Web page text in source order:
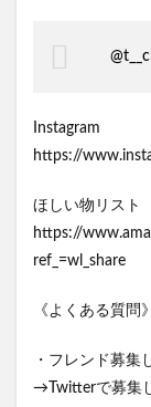
Instagram
https://
ほしい物リスト
https://
ref_=wl_share
《よくある質問》
・フレンド募集
→Twitterで募集